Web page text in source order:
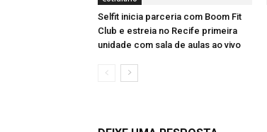
Selfit inicia parceria com Boom Fit
Club e estreia no Recife primeira
unidade com sala de aulas ao vivo